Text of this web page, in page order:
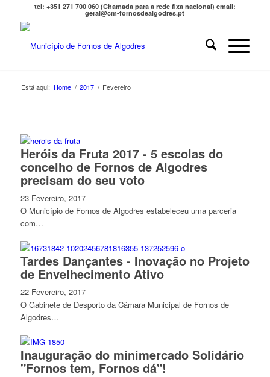
tel: +351 271 700 060 (Chamada para a rede fixa nacional) email:
geral@cm-fornosdealgodres.pt
Está aqui: Home / 2017 / Fevereiro
Heróis da Fruta 2017 - 5 escolas do
concelho de Fornos de Algodres
precisam do seu voto
23 Fevereiro, 2017
O Município de Fornos de Algodres estabeleceu uma parceria
com…
Tardes Dançantes - Inovação no Projeto
de Envelhecimento Ativo
22 Fevereiro, 2017
O Gabinete de Desporto da Câmara Municipal de Fornos de
Algodres…
Inauguração do minimercado Solidário
"Fornos tem, Fornos dá"!